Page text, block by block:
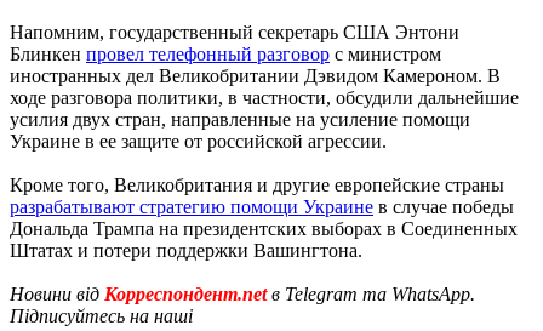
Напомним, государственный секретарь США Энтони
Блинкен провел телефонный разговор с министром
иностранных дел Великобритании Дэвидом Камероном. В
ходе разговора политики, в частности, обсудили дальнейшие
усилия двух стран, направленные на усиление помощи
Украине в ее защите от российской агрессии.
Кроме того, Великобритания и другие европейские страны
разрабатывают стратегию помощи Украине в случае победы
Дональда Трампа на президентских выборах в Соединенных
Штатах и потери поддержки Вашингтона.
Новини від Корреспондент.netв Telegram та WhatsApp.
Підписуйтесь на наші